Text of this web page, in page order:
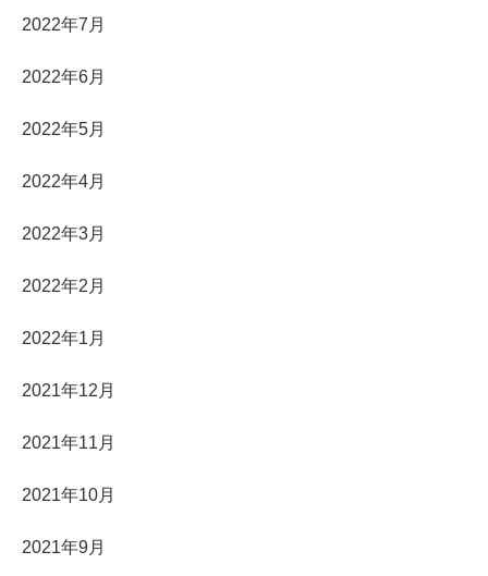
2022年7月
2022年6月
2022年5月
2022年4月
2022年3月
2022年2月
2022年1月
2021年12月
2021年11月
2021年10月
2021年9月